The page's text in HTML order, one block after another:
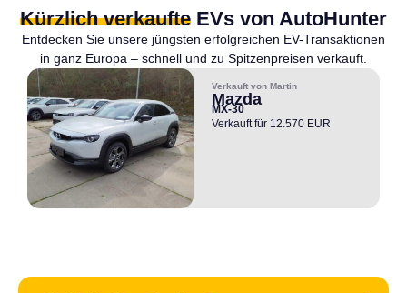
Kürzlich verkaufte EVs von AutoHunter
Entdecken Sie unsere jüngsten erfolgreichen EV-Transaktionen
in ganz Europa – schnell und zu Spitzenpreisen verkauft.
Verkauft von Martin
Mazda
MX-30
Verkauft für 12.570 EUR